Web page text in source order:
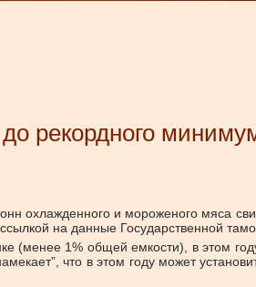
рекордного
охлажденного и мороженого мяса
на данные Государственной
(менее 1% общей емкости), в этом
что в этом году может